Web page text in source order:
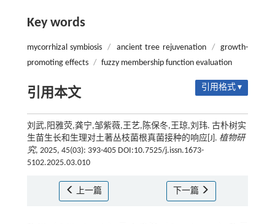
Key words
mycorrhizal symbiosis / ancient tree rejuvenation /
growth-
promoting effects / fuzzy membership function evaluation
引用本文 引用格式 ▾
刘武,阳雅荧,龚宁,邹紫薇,王艺,陈保冬,王琼,刘玮. 古朴树实
生苗生长和生理对土著丛枝菌根真菌接种的响应[J]. 植物研
究, 2025, 45(03): 393-405 DOI:10.7525/j.issn.1673-
5102.2025.03.010
上一篇 下一篇